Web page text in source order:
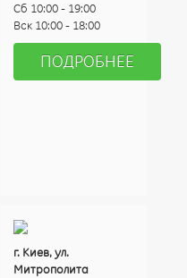
Сб 10:00 - 19:00
Вск 10:00 - 18:00
ПОДРОБНЕЕ
г. Киев, ул.
Митрополита